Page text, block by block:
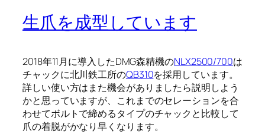
生爪を成型しています
2018年11月に導入したDMG森精機のNLX2500/700は
チャックに北川鉄工所のQB310を採用しています。
詳しい使い方はまた機会がありましたら説明しよう
かと思っていますが、これまでのセレーションを合
わせてボルトで締めるタイプのチャックと比較して
爪の着脱がかなり早くなります。